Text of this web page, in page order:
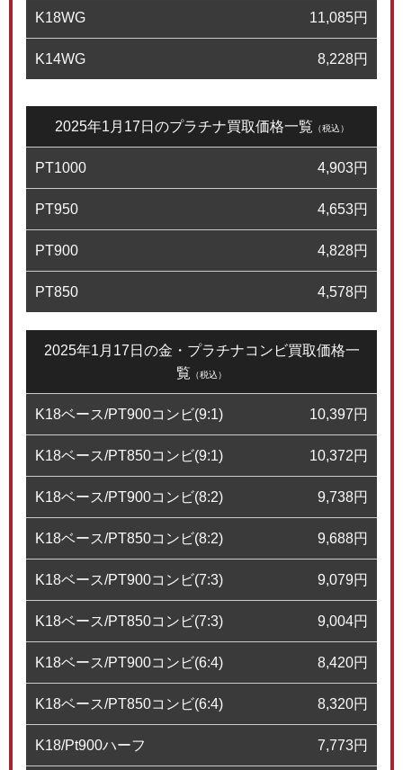
K18WG 11,085円
K14WG 8,228円
2025年1月17日のプラチナ買取価格一覧 （税込）
PT1000 4,903円
PT950 4,653円
PT900 4,828円
PT850 4,578円
2025年1月17日の金・プラチナコンビ買取価格一
覧 （税込）
K18ベース/PT900コンビ(9:1) 10,397円
K18ベース/PT850コンビ(9:1) 10,372円
K18ベース/PT900コンビ(8:2) 9,738円
K18ベース/PT850コンビ(8:2) 9,688円
K18ベース/PT900コンビ(7:3) 9,079円
K18ベース/PT850コンビ(7:3) 9,004円
K18ベース/PT900コンビ(6:4) 8,420円
K18ベース/PT850コンビ(6:4) 8,320円
K18/Pt900ハーフ 7,773円